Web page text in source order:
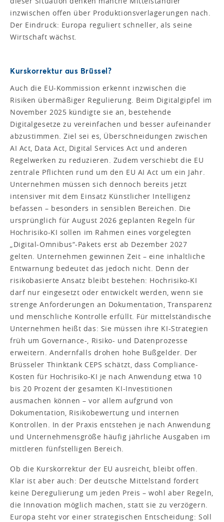
inzwischen offen über Produktionsverlagerungen nach.
Der Eindruck: Europa reguliert schneller, als seine
Wirtschaft wächst.
Kurskorrektur aus Brüssel?
Auch die EU-Kommission erkennt inzwischen die
Risiken übermäßiger Regulierung. Beim Digitalgipfel im
November 2025 kündigte sie an, bestehende
Digitalgesetze zu vereinfachen und besser aufeinander
abzustimmen. Ziel sei es, Überschneidungen zwischen
AI Act, Data Act, Digital Services Act und anderen
Regelwerken zu reduzieren. Zudem verschiebt die EU
zentrale Pflichten rund um den EU AI Act um ein Jahr.
Unternehmen müssen sich dennoch bereits jetzt
intensiver mit dem Einsatz Künstlicher Intelligenz
befassen – besonders in sensiblen Bereichen. Die
ursprünglich für August 2026 geplanten Regeln für
Hochrisiko-KI sollen im Rahmen eines vorgelegten
„Digital-Omnibus“-Pakets erst ab Dezember 2027
gelten. Unternehmen gewinnen Zeit – eine inhaltliche
Entwarnung bedeutet das jedoch nicht. Denn der
risikobasierte Ansatz bleibt bestehen: Hochrisiko-KI
darf nur eingesetzt oder entwickelt werden, wenn sie
strenge Anforderungen an Dokumentation, Transparenz
und menschliche Kontrolle erfüllt. Für mittelständische
Unternehmen heißt das: Sie müssen ihre KI-Strategien
früh um Governance-, Risiko- und Datenprozesse
erweitern. Andernfalls drohen hohe Bußgelder. Der
Brüsseler Thinktank CEPS schätzt, dass Compliance-
Kosten für Hochrisiko-KI je nach Anwendung etwa 10
bis 20 Prozent der gesamten KI-Investitionen
ausmachen können – vor allem aufgrund von
Dokumentation, Risikobewertung und internen
Kontrollen. In der Praxis entstehen je nach Anwendung
und Unternehmensgröße häufig jährliche Ausgaben im
mittleren fünfstelligen Bereich.
Ob die Kurskorrektur der EU ausreicht, bleibt offen.
Klar ist aber auch: Der deutsche Mittelstand fordert
keine Deregulierung um jeden Preis – wohl aber Regeln,
die Innovation möglich machen, statt sie zu verzögern.
Europa steht vor einer strategischen Entscheidung: Soll